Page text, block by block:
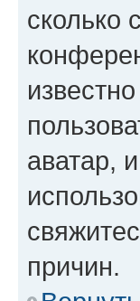
сколько
аватар,
причин.